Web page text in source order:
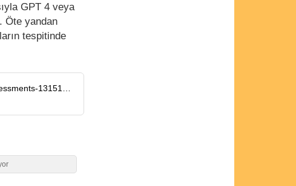
GPT 4 veya
Öte yandan
tespitinde